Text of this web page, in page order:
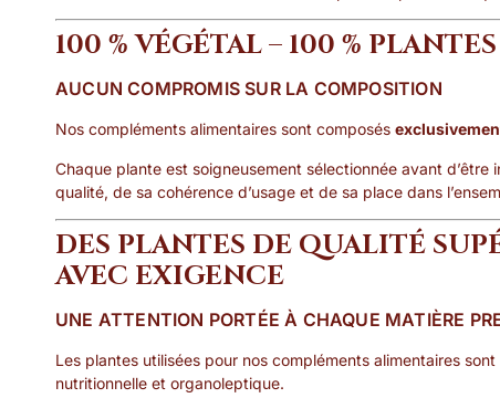
100 % VÉGÉTAL – 100 % PLANTES
AUCUN COMPROMIS SUR LA COMPOSITION
Nos compléments alimentaires sont composés
Chaque plante est soigneusement sélectionnée avant
qualité, de sa cohérence d’usage et de sa place dans
DES PLANTES DE QUALITÉ
AVEC EXIGENCE
UNE ATTENTION PORTÉE À CHAQUE MATIÈRE
Les plantes utilisées pour nos compléments alimentaires
nutritionnelle et organoleptique.